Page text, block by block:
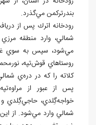
بندرترکمن ميگذرد.
رودخانه اترك پس از
شمالي، وارد منطقه
ميشود، سپس به سوي
روستاهاي قوشتپه،
كلاته را كه در درهي
پس از عبور از مراوه
خواجهگِلدي، حاجيگِلدي
شمالي وارد ميشود. از